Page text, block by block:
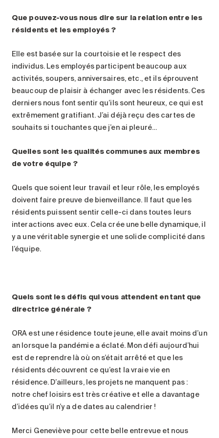
Que pouvez-vous nous dire sur la relation entre les
résidents et les employés ?
Elle est basée sur la courtoisie et le respect des
individus. Les employés participent beaucoup aux
activités, soupers, anniversaires, etc., et ils éprouvent
beaucoup de plaisir à échanger avec les résidents. Ces
derniers nous font sentir qu’ils sont heureux, ce qui est
extrêmement gratifiant. J’ai déjà reçu des cartes de
souhaits si touchantes que j’en ai pleuré…
Quelles sont les qualités communes aux membres
de votre équipe ?
Quels que soient leur travail et leur rôle, les employés
doivent faire preuve de bienveillance. Il faut que les
résidents puissent sentir celle-ci dans toutes leurs
interactions avec eux. Cela crée une belle dynamique, il
y a une véritable synergie et une solide complicité dans
l’équipe.
Quels sont les défis qui vous attendent en tant que
directrice générale ?
ORA est une résidence toute jeune, elle avait moins d’un
an lorsque la pandémie a éclaté. Mon défi aujourd’hui
est de reprendre là où on s’était arrêté et que les
résidents découvrent ce qu’est la vraie vie en
résidence. D’ailleurs, les projets ne manquent pas :
notre chef loisirs est très créative et elle a davantage
d’idées qu’il n’y a de dates au calendrier !
Merci Geneviève pour cette belle entrevue et nous